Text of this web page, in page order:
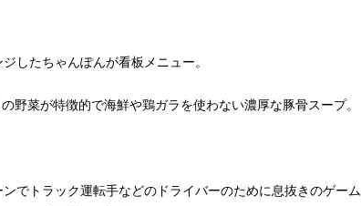
したちゃんぽんが看板メニュー。
野菜が特徴的で海鮮や鶏ガラを使わない濃厚な豚骨スープ。
でトラック運転手などのドライバーのために息抜きのゲーム